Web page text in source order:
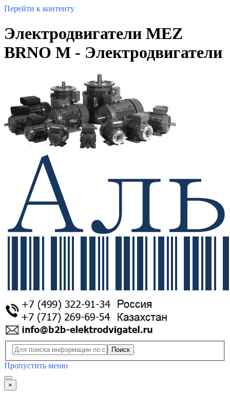
Перейти к контенту
Электродвигатели MEZ
BRNO M - Электродвигатели
Поиск
Пропустить меню
×